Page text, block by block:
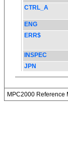
MPC2000 Reference